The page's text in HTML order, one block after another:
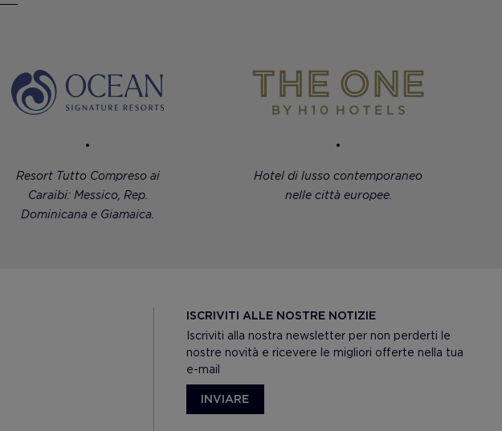
Resort Tutto Compreso ai
Caraibi: Messico, Rep.
Dominicana e Giamaica.
Hotel di lusso contemporaneo
nelle città europee.
ISCRIVITI ALLE NOSTRE NOTIZIE
Iscriviti alla nostra newsletter per non perderti le
nostre novità e ricevere le migliori offerte nella tua
e-mail
INVIARE